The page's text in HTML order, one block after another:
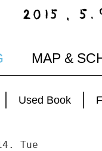
MAP &
Used Book
Tue